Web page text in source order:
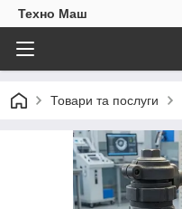
Техно Маш
Товари та послуги